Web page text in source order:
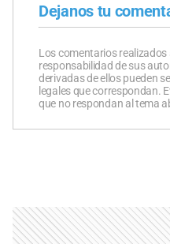
Dejanos tu
Los comentarios realizados
responsabilidad de sus
derivadas de ellos pueden
legales que correspondan.
que no respondan al tema